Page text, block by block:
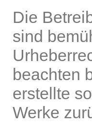
Die
sind
beachten
erstellte
Werke